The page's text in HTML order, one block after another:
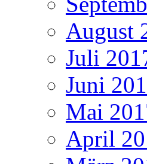
August
Juli
Juni
Mai
April